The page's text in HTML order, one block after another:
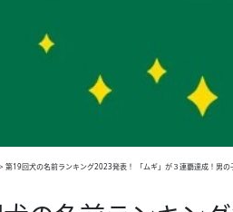
> 第19回犬の名前ランキング2023発表！ 「ムギ」が３連覇達成！男の